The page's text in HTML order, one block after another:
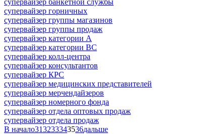
супервайзер горничных
супервайзер группы магазинов
супервайзер группы продаж
супервайзер категории A
супервайзер категории BC
супервайзер колл-центра
супервайзер консультантов
супервайзер КРС
супервайзер медицинских представителей
супервайзер мерчендайзеров
супервайзер номерного фонда
супервайзер отдела оптовых продаж
супервайзер отдела продаж
В начало313233343536дальше